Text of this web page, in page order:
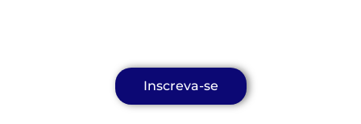
Inscreva-se